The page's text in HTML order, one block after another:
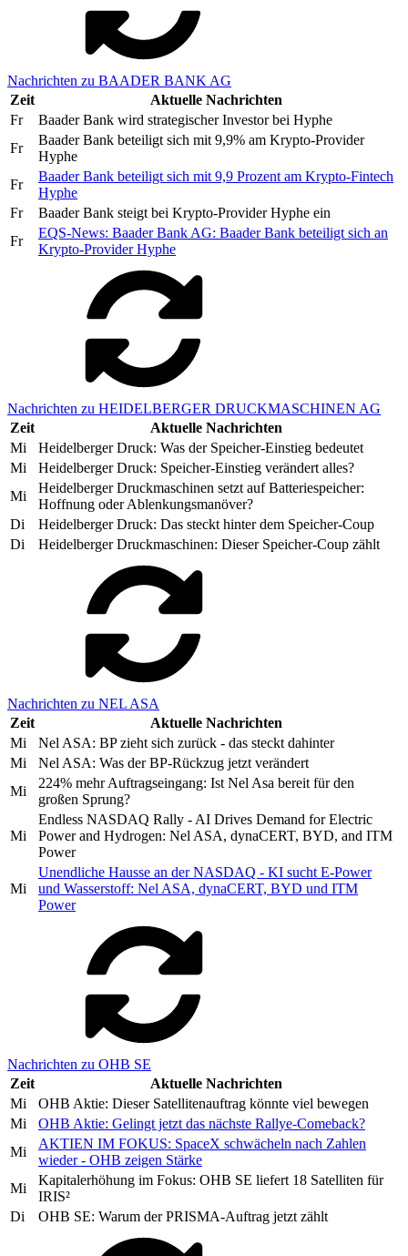
Nachrichten zu BAADER BANK AG
Zeit
Aktuelle Nachrichten
Fr
Baader Bank wird strategischer Investor bei Hyphe
Fr
Baader Bank beteiligt sich mit 9,9% am Krypto-Provider
Hyphe
Fr
Baader Bank beteiligt sich mit 9,9 Prozent am Krypto-Fintech
Hyphe
Fr
Baader Bank steigt bei Krypto-Provider Hyphe ein
Fr
EQS-News: Baader Bank AG: Baader Bank beteiligt sich an
Krypto-Provider Hyphe
Nachrichten zu HEIDELBERGER DRUCKMASCHINEN AG
Zeit
Aktuelle Nachrichten
Mi
Heidelberger Druck: Was der Speicher-Einstieg bedeutet
Mi
Heidelberger Druck: Speicher-Einstieg verändert alles?
Mi
Heidelberger Druckmaschinen setzt auf Batteriespeicher:
Hoffnung oder Ablenkungsmanöver?
Di
Heidelberger Druck: Das steckt hinter dem Speicher-Coup
Di
Heidelberger Druckmaschinen: Dieser Speicher-Coup zählt
Nachrichten zu NEL ASA
Zeit
Aktuelle Nachrichten
Mi
Nel ASA: BP zieht sich zurück - das steckt dahinter
Mi
Nel ASA: Was der BP-Rückzug jetzt verändert
Mi
224% mehr Auftragseingang: Ist Nel Asa bereit für den
großen Sprung?
Mi
Endless NASDAQ Rally - AI Drives Demand for Electric
Power and Hydrogen: Nel ASA, dynaCERT, BYD, and ITM
Power
Mi
Unendliche Hausse an der NASDAQ - KI sucht E-Power
und Wasserstoff: Nel ASA, dynaCERT, BYD und ITM
Power
Nachrichten zu OHB SE
Zeit
Aktuelle Nachrichten
Mi
OHB Aktie: Dieser Satellitenauftrag könnte viel bewegen
Mi
OHB Aktie: Gelingt jetzt das nächste Rallye-Comeback?
Mi
AKTIEN IM FOKUS: SpaceX schwächeln nach Zahlen
wieder - OHB zeigen Stärke
Mi
Kapitalerhöhung im Fokus: OHB SE liefert 18 Satelliten für
IRIS²
Di
OHB SE: Warum der PRISMA-Auftrag jetzt zählt